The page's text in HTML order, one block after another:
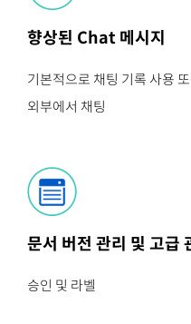
향상된 Chat 메시지
기본적으로 채팅 기록 사용
외부에서 채팅
문서 버전 관리 및 고급
승인 및 라벨